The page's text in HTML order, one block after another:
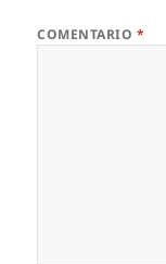
COMENTARIO *